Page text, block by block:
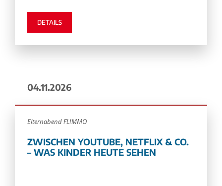
DETAILS
04.11.2026
Elternabend FLIMMO
ZWISCHEN YOUTUBE, NETFLIX & CO.
– WAS KINDER HEUTE SEHEN